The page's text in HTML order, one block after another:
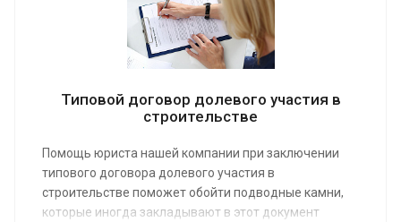
Типовой договор долевого участия в
строительстве
Помощь юриста нашей компании при заключении
типового договора долевого участия в
строительстве поможет обойти подводные камни,
которые иногда закладывают в этот документ